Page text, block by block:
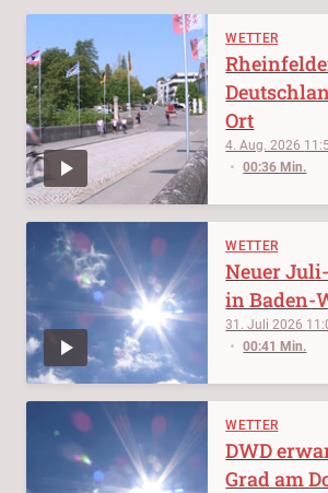
WETTER
4. Aug. 2026
00:36 Min.
Ort
WETTER
31. Juli 2026
00:41 Min.
Neuer
in Baden-
WETTER
DWD
Grad am